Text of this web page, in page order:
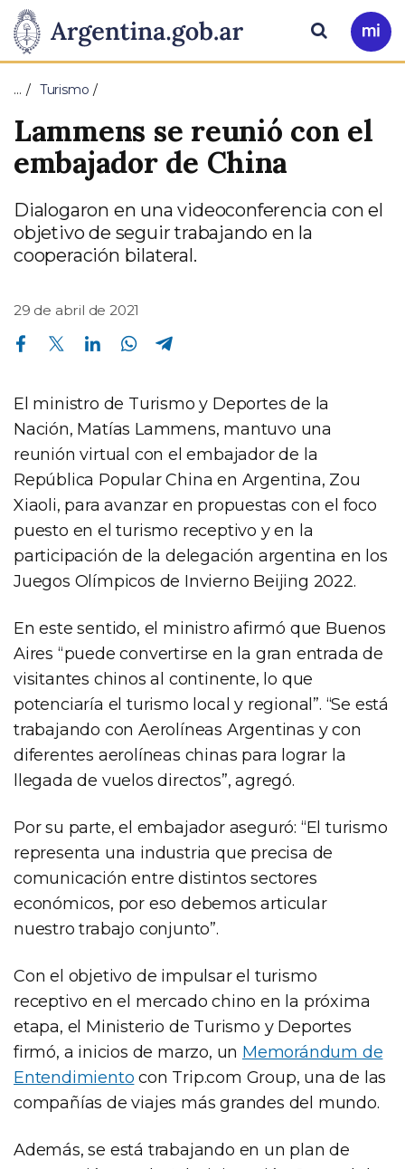
Presidencia
de
la
Nación
Pasar al contenido principal
Ir
a
Buscar
… Turismo
Lammens se reunió con el
embajador de China
Dialogaron en una videoconferencia con el
objetivo de seguir trabajando en la
cooperación bilateral.
29 de abril de 2021
Compartir en Facebook Compartir en Twitter Compartir en Linkedin Compartir en Whatsapp
El ministro de Turismo y Deportes de la
Nación, Matías Lammens, mantuvo una
reunión virtual con el embajador de la
República Popular China en Argentina, Zou
Xiaoli, para avanzar en propuestas con el foco
puesto en el turismo receptivo y en la
participación de la delegación argentina en los
Juegos Olímpicos de Invierno Beijing 2022.
En este sentido, el ministro afirmó que Buenos
Aires “puede convertirse en la gran entrada de
visitantes chinos al continente, lo que
potenciaría el turismo local y regional”. “Se está
trabajando con Aerolíneas Argentinas y con
diferentes aerolíneas chinas para lograr la
llegada de vuelos directos”, agregó.
Por su parte, el embajador aseguró: “El turismo
representa una industria que precisa de
comunicación entre distintos sectores
económicos, por eso debemos articular
nuestro trabajo conjunto”.
Con el objetivo de impulsar el turismo
receptivo en el mercado chino en la próxima
etapa, el Ministerio de Turismo y Deportes
firmó, a inicios de marzo, un Memorándum de
Entendimiento con Trip.com Group, una de las
compañías de viajes más grandes del mundo.
Además, se está trabajando en un plan de